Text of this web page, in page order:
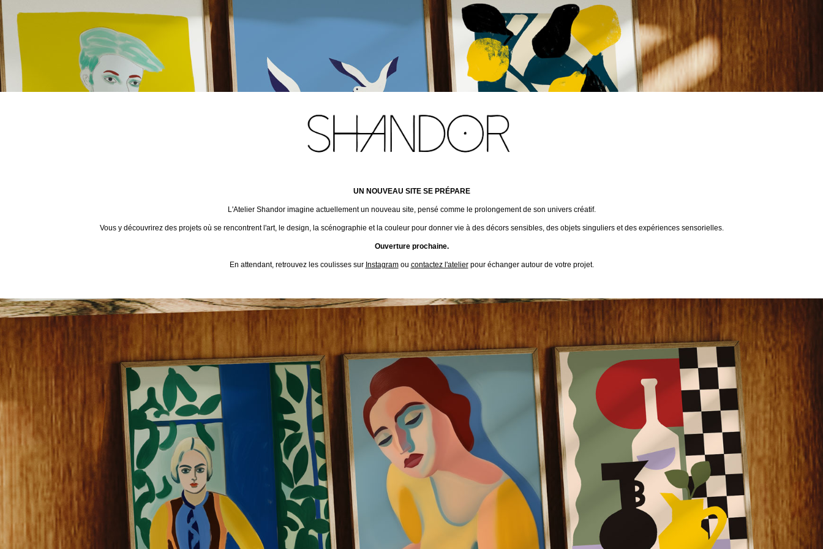
UN NOUVEAU SITE SE PRÉPARE
L'Atelier Shandor imagine actuellement un nouveau site, pensé comme le prolongement de son univers créatif.
Vous y découvrirez des projets où se rencontrent l'art, le design, la scénographie et la couleur pour donner vie à des décors sensibles, des objets singuliers et des expériences sensorielles.
Ouverture prochaine.
En attendant, retrouvez les coulisses sur Instagramou contactez l'atelierpour échanger autour de votre projet.